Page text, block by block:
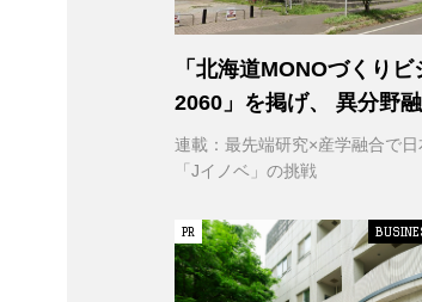
「北海道MONOづくりビ
2060」を掲げ、 異分野
革に挑む 室蘭工業大学 ク
ブコラボレーションセン
連載：最先端研究×産学融合で日
「Jイノベ」の挑戦
PR
PR